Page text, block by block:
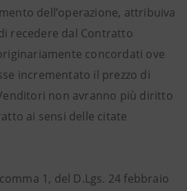
dell’operazione, attribuiva
recedere dal Contratto
concordati ove
incrementato il prezzo di
non avranno più diritto
ai sensi delle citate
1, del D.Lgs. 24 febbraio